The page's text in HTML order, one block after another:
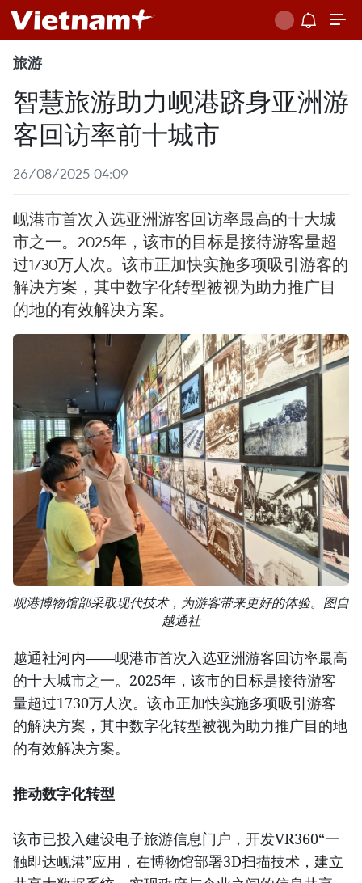
旅游
智慧旅游助力岘港跻身亚洲游
客回访率前十城市
26/08/2025 04:09
岘港市首次入选亚洲游客回访率最高的十大城
市之一。2025年，该市的目标是接待游客量超
过1730万人次。该市正加快实施多项吸引游客的
解决方案，其中数字化转型被视为助力推广目
的地的有效解决方案。
岘港博物馆部采取现代技术，为游客带来更好的体验。图自
越通社
越通社河内——岘港市首次入选亚洲游客回访率最高
的十大城市之一。2025年，该市的目标是接待游客
量超过1730万人次。该市正加快实施多项吸引游客
的解决方案，其中数字化转型被视为助力推广目的地
的有效解决方案。
推动数字化转型
该市已投入建设电子旅游信息门户，开发VR360“一
触即达岘港”应用，在博物馆部署3D扫描技术，建立